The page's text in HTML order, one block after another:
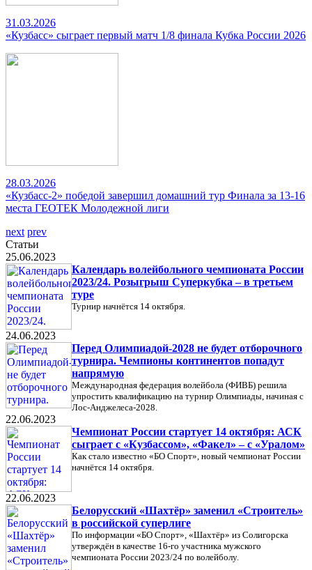
31.03.2026
«Кузбасс» сыграет первый матч 1/8 финала Кубка России 2026
28.03.2026
«Кузбасс-2» победой завершил домашний тур Финала за 13-16
места ГЕОТЕК Молодежной лиги
next prev
Статьи
25.06.2023
Календарь волейбольного чемпионата России
2023/24. Розыгрыш Суперкубка – в третьем
туре
Турнир начнётся 14 октября.
24.06.2023
Перед Олимпиадой-2028 не будет отборочного
турнира. Чемпионы континентов попадут
напрямую
Международная федерация волейбола (ФИВБ) решила
упростить квалификацию на турнир Олимпиады, начиная с
Лос-Анджелеса-2028.
22.06.2023
Чемпионат России стартует 14 октября: АСК
сыграет с «Кузбассом», «Факел» – с «Уралом»
Как стало известно «БО Спорт», новый чемпионат России
начнётся 14 октября.
22.06.2023
Белорусский «Шахтёр» заменил «Строитель»
в российской суперлиге
По информации «БО Спорт», «Шахтёр» из Солигорска
утверждён в качестве 16-го участника мужского
чемпионата России 2023/24 по волейболу.